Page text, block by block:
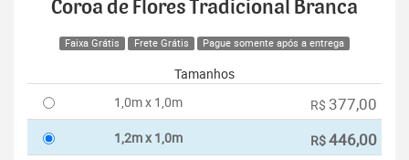
Coroa de Flores Tradicional Branca
Faixa Grátis Frete Grátis Pague somente após a entrega
Tamanhos
1,0m x 1,0m
R$ 377,00
1,2m x 1,0m R$446,00